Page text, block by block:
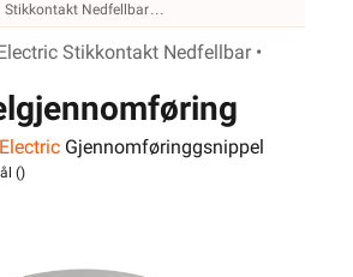
Stikkontakt Nedfellbar
Stikkontakt Nedfellbar •
80mm Alu
Gjennomføringgsnippel
()